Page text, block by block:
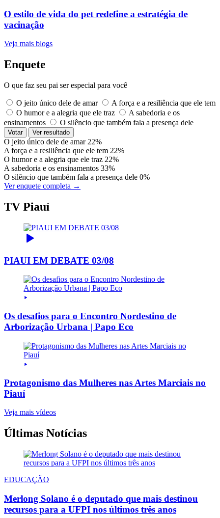
O estilo de vida do pet redefine a estratégia de
vacinação
Veja mais blogs
Enquete
O que faz seu pai ser especial para você
O jeito único dele de amar
A força e a resiliência que ele tem
O humor e a alegria que ele traz
A sabedoria e os
ensinamentos
O silêncio que também fala a presença dele
Votar Ver resultado
O jeito único dele de amar 22%
A força e a resiliência que ele tem 22%
O humor e a alegria que ele traz 22%
A sabedoria e os ensinamentos 33%
O silêncio que também fala a presença dele 0%
Ver enquete completa →
TV Piauí
PIAUI EM DEBATE 03/08
Os desafios para o Encontro Nordestino de
Arborização Urbana | Papo Eco
Protagonismo das Mulheres nas Artes Marciais no
Piauí
Veja mais vídeos
Últimas Notícias
EDUCAÇÃO
Merlong Solano é o deputado que mais destinou
recursos para a UFPI nos últimos três anos